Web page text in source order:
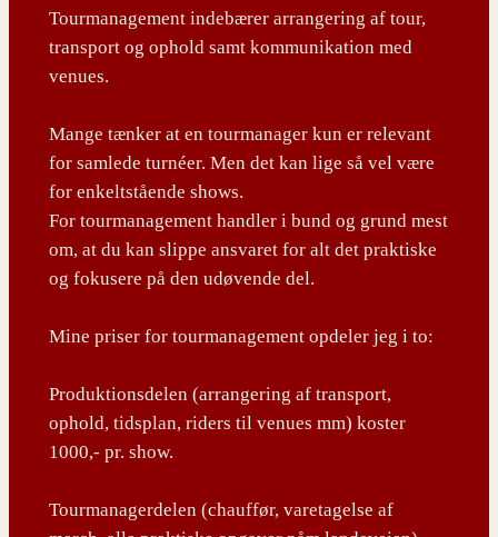
Tourmanagement indebærer arrangering af tour,
transport og ophold samt kommunikation med
venues.
Mange tænker at en tourmanager kun er relevant
for samlede turnéer. Men det kan lige så vel være
for enkeltstående shows.
For tourmanagement handler i bund og grund mest
om, at du kan slippe ansvaret for alt det praktiske
og fokusere på den udøvende del.
Mine priser for tourmanagement opdeler jeg i to:
Produktionsdelen (arrangering af transport,
ophold, tidsplan, riders til venues mm) koster
1000,- pr. show.
Tourmanagerdelen (chauffør, varetagelse af